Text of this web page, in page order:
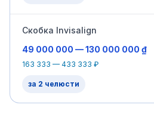
Cкобка Invisalign
49 000 000 — 130 000 000 ₫
163 333 — 433 333 ₽
за 2 челюсти